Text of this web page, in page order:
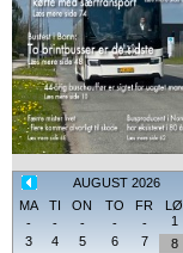
AUGUST 2026
MA
TI ON TO FR LØ
-
- - - - 1
3
4 5 6 7 8